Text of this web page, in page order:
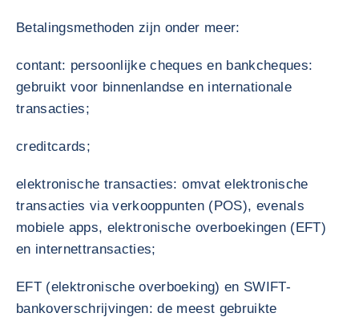
Betalingsmethoden zijn onder meer:
contant: persoonlijke cheques en bankcheques:
gebruikt voor binnenlandse en internationale
transacties;
creditcards;
elektronische transacties: omvat elektronische
transacties via verkooppunten (POS), evenals
mobiele apps, elektronische overboekingen (EFT)
en internettransacties;
EFT (elektronische overboeking) en SWIFT-
bankoverschrijvingen: de meest gebruikte